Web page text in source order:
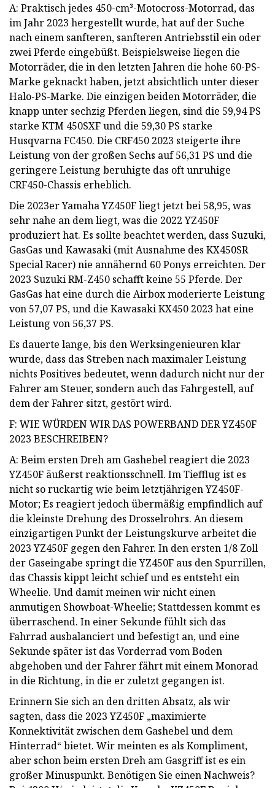
A: Praktisch jedes 450-cm³-Motocross-Motorrad, das
im Jahr 2023 hergestellt wurde, hat auf der Suche
nach einem sanfteren, sanfteren Antriebsstil ein oder
zwei Pferde eingebüßt. Beispielsweise liegen die
Motorräder, die in den letzten Jahren die hohe 60-PS-
Marke geknackt haben, jetzt absichtlich unter dieser
Halo-PS-Marke. Die einzigen beiden Motorräder, die
knapp unter sechzig Pferden liegen, sind die 59,94 PS
starke KTM 450SXF und die 59,30 PS starke
Husqvarna FC450. Die CRF450 2023 steigerte ihre
Leistung von der großen Sechs auf 56,31 PS und die
geringere Leistung beruhigte das oft unruhige
CRF450-Chassis erheblich.
Die 2023er Yamaha YZ450F liegt jetzt bei 58,95, was
sehr nahe an dem liegt, was die 2022 YZ450F
produziert hat. Es sollte beachtet werden, dass Suzuki,
GasGas und Kawasaki (mit Ausnahme des KX450SR
Special Racer) nie annähernd 60 Ponys erreichten. Der
2023 Suzuki RM-Z450 schafft keine 55 Pferde. Der
GasGas hat eine durch die Airbox moderierte Leistung
von 57,07 PS, und die Kawasaki KX450 2023 hat eine
Leistung von 56,37 PS.
Es dauerte lange, bis den Werksingenieuren klar
wurde, dass das Streben nach maximaler Leistung
nichts Positives bedeutet, wenn dadurch nicht nur der
Fahrer am Steuer, sondern auch das Fahrgestell, auf
dem der Fahrer sitzt, gestört wird.
F: WIE WÜRDEN WIR DAS POWERBAND DER YZ450F
2023 BESCHREIBEN?
A: Beim ersten Dreh am Gashebel reagiert die 2023
YZ450F äußerst reaktionsschnell. Im Tiefflug ist es
nicht so ruckartig wie beim letztjährigen YZ450F-
Motor; Es reagiert jedoch übermäßig empfindlich auf
die kleinste Drehung des Drosselrohrs. An diesem
einzigartigen Punkt der Leistungskurve arbeitet die
2023 YZ450F gegen den Fahrer. In den ersten 1/8 Zoll
der Gaseingabe springt die YZ450F aus den Spurrillen,
das Chassis kippt leicht schief und es entsteht ein
Wheelie. Und damit meinen wir nicht einen
anmutigen Showboat-Wheelie; Stattdessen kommt es
überraschend. In einer Sekunde fühlt sich das
Fahrrad ausbalanciert und befestigt an, und eine
Sekunde später ist das Vorderrad vom Boden
abgehoben und der Fahrer fährt mit einem Monorad
in die Richtung, in die er zuletzt gegangen ist.
Erinnern Sie sich an den dritten Absatz, als wir
sagten, dass die 2023 YZ450F „maximierte
Konnektivität zwischen dem Gashebel und dem
Hinterrad“ bietet. Wir meinten es als Kompliment,
aber schon beim ersten Dreh am Gasgriff ist es ein
großer Minuspunkt. Benötigen Sie einen Nachweis?